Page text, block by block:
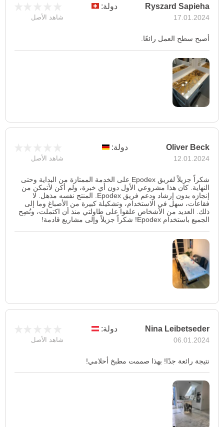
Ryszard Sapieha
17.01.2024
دولة:
شاهد الأصل
أصبح سطح العمل رائعًا.
Oliver Beck
12.01.2024
دولة:
شاهد الأصل
شكراً جزيلاً لفريق Epodex على الخدمة الممتازة من البداية وحتى
النهاية. كان هذا مشروعي الأول دون أي خبرة، ولم أكن لأتمكن من
إنجازه بدون إرشاد ودعم فريق Epodex. المنتج نفسه مذهل. لا
فقاعات، سهل في الاستخدام، وتشكيلة كبيرة من الأصباغ وما إلى
ذلك. العديد من الأشخاص علقوا على طاولتي منذ أن اكتملت، ونُصِح
الجميع باستخدام Epodex! شكراً جزيلاً وإلى مشاريع قادمة!
Nina Leibetseder
06.01.2024
دولة:
شاهد الأصل
نتيجة رائعة جدًا! بهذا صممت مطبخ أحلامي!